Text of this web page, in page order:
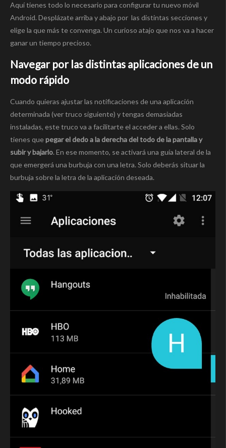
Aquí tienes todo lo necesario para configurar tu nuevo móvil
Android. Desplázate arriba y abajo por las distintas secciones y
elige la que más te convenga. Un curioso atajo que nos va a hacer
ganar un tiempo precioso.
Navegar por las distintas aplicaciones de un
modo rápido
Cuando quieras ajustar las notificaciones de una aplicación
determinada (ver truco siguiente) y tengas demasiadas
instaladas, este truco va a facilitarte el acceder a ellas. Solo
tienes quepegar el dedo a la derecha del todo de la pantalla y
subir y bajarlo. En ese momento, se activará una guía lateral de la
que emergerá una burbuja con una letra. Solo deberás situar la
burbuja sobre la letra de la aplicación deseada.